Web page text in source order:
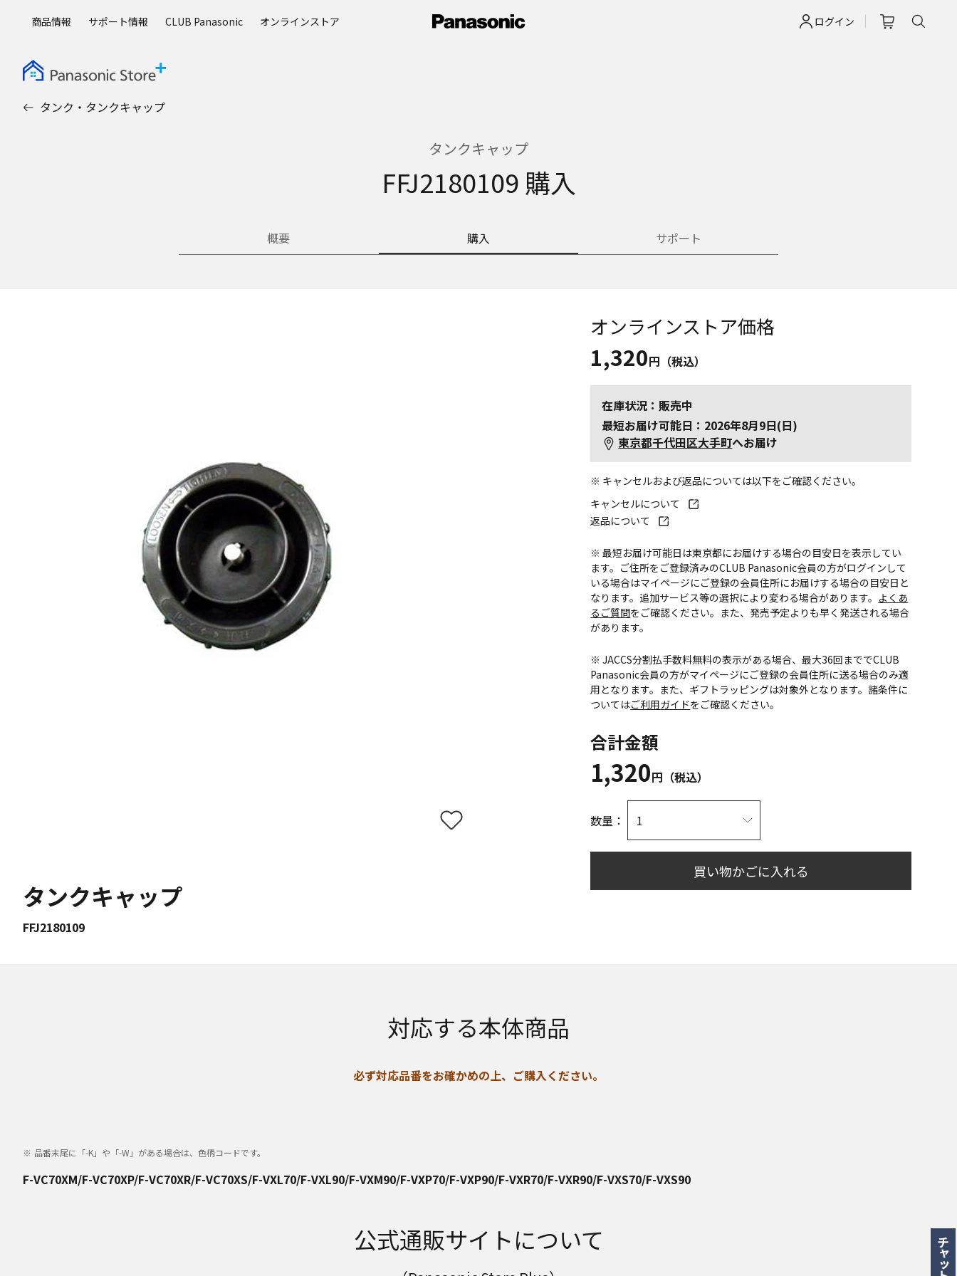
ログイン
商品情報 サポート情報 CLUB Panasonic オンラインストア
タンク・タンクキャップ
タンクキャップ
FFJ2180109 購入
概要 購入 サポート
タンクキャップ
FFJ2180109
オンラインストア価格
1,320円（税込）
在庫状況：販売中
最短お届け可能日：2026年8月9日(日)
東京都千代田区大手町へお届け
※ キャンセルおよび返品については以下をご確認ください。
キャンセルについて
返品について
※ 最短お届け可能日は東京都にお届けする場合の目安日を表示してい
ます。ご住所をご登録済みのCLUB Panasonic会員の方がログインして
いる場合はマイページにご登録の会員住所にお届けする場合の目安日と
なります。追加サービス等の選択により変わる場合があります。 よくあ
るご質問をご確認ください。また、発売予定よりも早く発送される場合
があります。
※ JACCS分割払手数料無料の表示がある場合、最大36回まででCLUB
Panasonic会員の方がマイページにご登録の会員住所に送る場合のみ適
用となります。また、ギフトラッピングは対象外となります。諸条件に
ついてはご利用ガイドをご確認ください。
合計金額
1,320円（税込）
数量：
買い物かごに入れる
対応する本体商品
必ず対応品番をお確かめの上、ご購入ください。
品番末尾に「-K」や「-W」がある場合は、色柄コードです。
F-VC70XM/F-VC70XP/F-VC70XR/F-VC70XS/F-VXL70/F-VXL90/F-VXM90/F-VXP70/F-VXP90/F-VXR70/F-VXR90/F-VXS70/F-VXS90
公式通販サイトについて